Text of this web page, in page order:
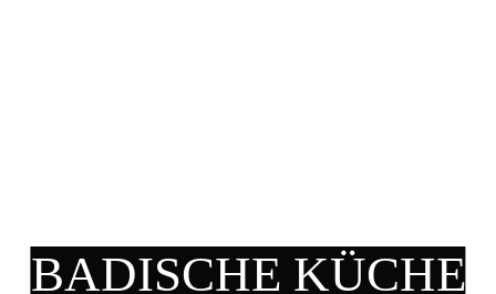
BADISCHE KÜCHE